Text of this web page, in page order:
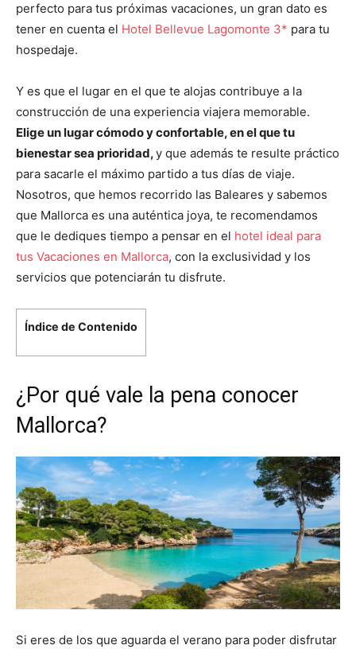
perfecto para tus próximas vacaciones, un gran dato es
tener en cuenta el Hotel Bellevue Lagomonte 3* para tu
hospedaje.
Y es que el lugar en el que te alojas contribuye a la
construcción de una experiencia viajera memorable.
Elige un lugar cómodo y confortable, en el que tu
bienestar sea prioridad,y que además te resulte práctico
para sacarle el máximo partido a tus días de viaje.
Nosotros, que hemos recorrido las Baleares y sabemos
que Mallorca es una auténtica joya, te recomendamos
que le dediques tiempo a pensar en el hotel ideal para
tus Vacaciones en Mallorca, con la exclusividad y los
servicios que potenciarán tu disfrute.
Índice de Contenido
¿Por qué vale la pena conocer
Mallorca?
Si eres de los que aguarda el verano para poder disfrutar